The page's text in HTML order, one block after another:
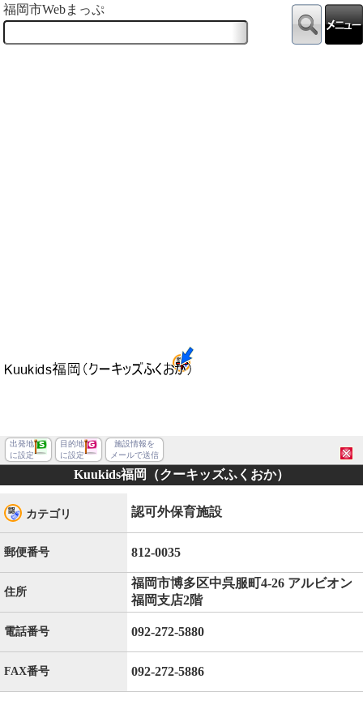
福岡市Webまっぷ
出発地
に設定
目的地
に設定
施設情報を
メールで送信
Kuukids福岡（クーキッズふくおか）
カテゴリ 認可外保育施設
郵便番号 812-0035
住所
福岡市博多区中呉服町4-26 アルビオン
福岡支店2階
電話番号 092-272-5880
FAX番号 092-272-5886